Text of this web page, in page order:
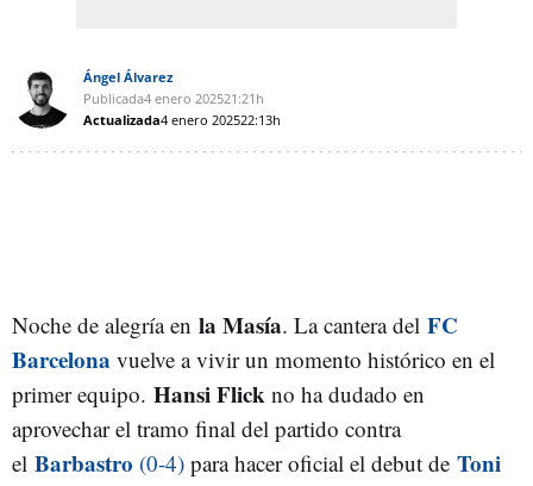
Ángel Álvarez
Publicada4 enero 202521:21h
Actualizada4 enero 202522:13h
Noche de alegría en la Masía. La cantera del FC
Barcelona vuelve a vivir un momento histórico en el
primer equipo. Hansi Flick no ha dudado en
aprovechar el tramo final del partido contra
el Barbastro (0-4) para hacer oficial el debut de Toni